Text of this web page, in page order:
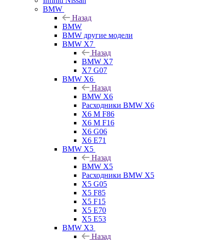
BMW
Назад
BMW
BMW другие модели
BMW X7
Назад
BMW X7
X7 G07
BMW X6
Назад
BMW X6
Расходники BMW X6
X6 M F86
X6 M F16
X6 G06
X6 E71
BMW X5
Назад
BMW X5
Расходники BMW X5
X5 G05
X5 F85
X5 F15
X5 E70
X5 E53
BMW X3
Назад